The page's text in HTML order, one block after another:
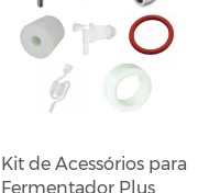
Kit de Acessórios para
Fermentador Plus